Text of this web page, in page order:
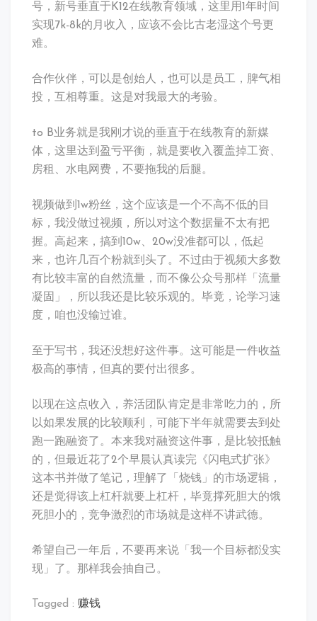
号，新号垂直于K12在线教育领域，这里用1年时间
实现7k-8k的月收入，应该不会比古老湿这个号更
难。
合作伙伴，可以是创始人，也可以是员工，脾气相
投，互相尊重。这是对我最大的考验。
to B业务就是我刚才说的垂直于在线教育的新媒
体，这里达到盈亏平衡，就是要收入覆盖掉工资、
房租、水电网费，不要拖我的后腿。
视频做到1w粉丝，这个应该是一个不高不低的目
标，我没做过视频，所以对这个数据量不太有把
握。高起来，搞到10w、20w没准都可以，低起
来，也许几百个粉就到头了。不过由于视频大多数
有比较丰富的自然流量，而不像公众号那样「流量
凝固」，所以我还是比较乐观的。毕竟，论学习速
度，咱也没输过谁。
至于写书，我还没想好这件事。这可能是一件收益
极高的事情，但真的要付出很多。
以现在这点收入，养活团队肯定是非常吃力的，所
以如果发展的比较顺利，可能下半年就需要去到处
跑一跑融资了。本来我对融资这件事，是比较抵触
的，但最近花了2个早晨认真读完《闪电式扩张》
这本书并做了笔记，理解了「烧钱」的市场逻辑，
还是觉得该上杠杆就要上杠杆，毕竟撑死胆大的饿
死胆小的，竞争激烈的市场就是这样不讲武德。
希望自己一年后，不要再来说「我一个目标都没实
现」了。那样我会抽自己。
Tagged : 赚钱